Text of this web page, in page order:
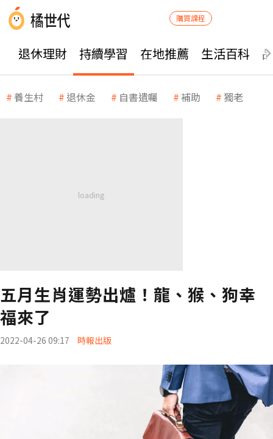
購買課程
退休理財 持續學習 在地推薦 生活百科
養生村 退休金 自書遺囑 補助 獨老
五月生肖運勢出爐！龍、猴、狗幸
福來了
2022-04-26 09:17 時報出版